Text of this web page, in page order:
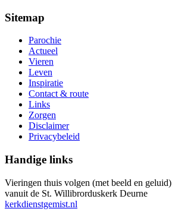
Sitemap
Parochie
Actueel
Vieren
Leven
Inspiratie
Contact & route
Links
Zorgen
Disclaimer
Privacybeleid
Handige links
Vieringen thuis volgen (met beeld en geluid)
vanuit de St. Willibrorduskerk Deurne
kerkdienstgemist.nl